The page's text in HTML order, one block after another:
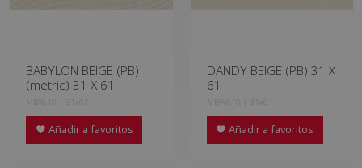
BABYLON BEIGE (PB)
(metric) 31 X 61
MBX610 | 31x61
Añadir a favoritos
DANDY BEIGE (PB) 31 X
61
MBW610 | 31x61
Añadir a favoritos